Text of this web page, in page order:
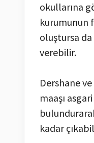
okullarına
kurumunun
oluştursa
verebilir.
Dershane
maaşı
kadar